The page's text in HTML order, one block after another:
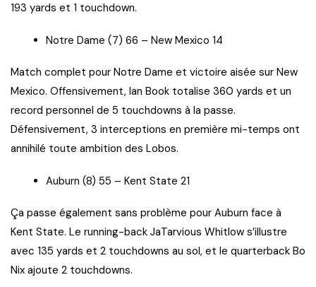
193 yards et 1 touchdown.
Notre Dame (7) 66 – New Mexico 14
Match complet pour Notre Dame et victoire aisée sur New
Mexico. Offensivement, Ian Book totalise 360 yards et un
record personnel de 5 touchdowns à la passe.
Défensivement, 3 interceptions en première mi-temps ont
annihilé toute ambition des Lobos.
Auburn (8) 55 – Kent State 21
Ça passe également sans problème pour Auburn face à
Kent State. Le running-back JaTarvious Whitlow s’illustre
avec 135 yards et 2 touchdowns au sol, et le quarterback Bo
Nix ajoute 2 touchdowns.